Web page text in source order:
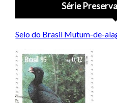
Série
Selo do Brasil Mutum-de-